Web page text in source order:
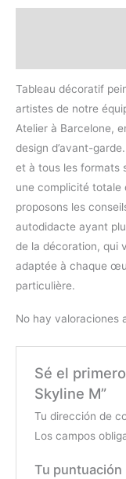
Tableau décoratif
artistes de notre
Atelier à Barcelone,
design d’avant-
et à tous les formats
une complicité totale
proposons les
autodidacte ayant
de la décoration, qui
adaptée à chaque
particulière.
No hay valoraciones
Sé el
Skyline M”
Tu dirección de
Los campos
Tu puntuación